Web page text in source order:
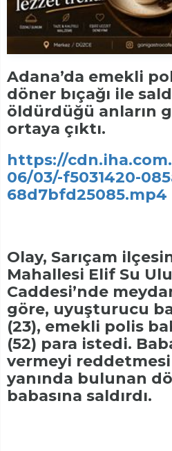
Adana’da emekli
döner bıçağı ile
öldürdüğü anların
ortaya çıktı.
https://
06/03/-f5031420-
68d7bfd25085.mp4
Olay, Sarıçam
Mahallesi Elif Su
Caddesi’nde
göre, uyuşturucu
(23), emekli polis
(52) para istedi.
vermeyi reddetmesi
yanında bulunan
babasına saldırdı.